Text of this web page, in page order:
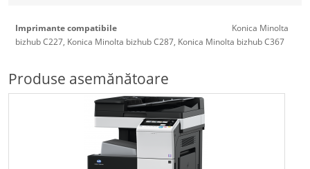
Imprimante compatibile
Konica Minolta
bizhub C227, Konica Minolta bizhub C287, Konica Minolta bizhub C367
Produse asemănătoare